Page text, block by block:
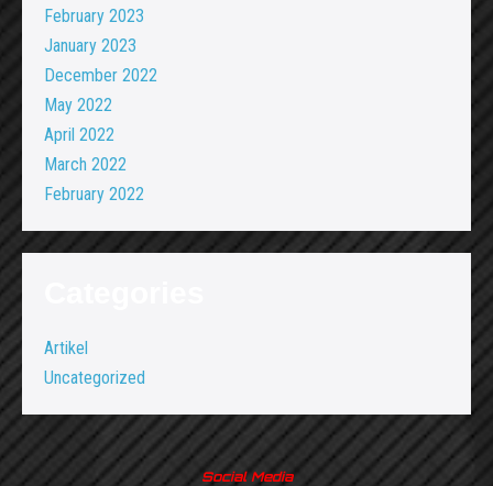
February 2023
January 2023
December 2022
May 2022
April 2022
March 2022
February 2022
Artikel
Uncategorized
Social Media